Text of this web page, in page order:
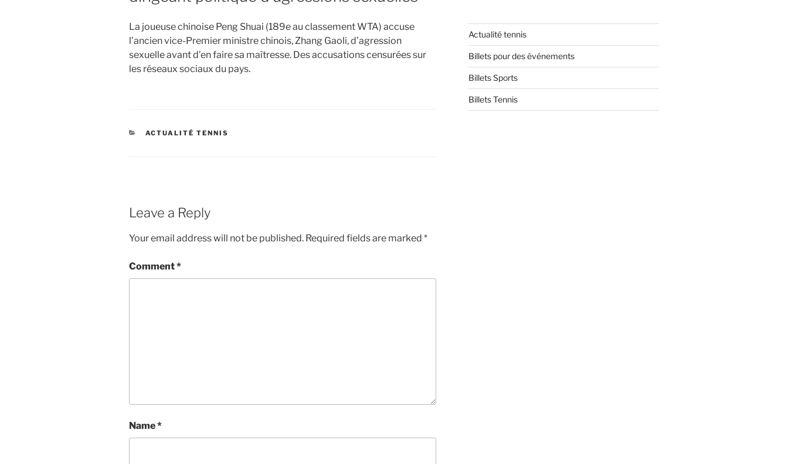
La joueuse chinoise Peng Shuai (189e au classement WTA) accuse
l’ancien vice-Premier ministre chinois, Zhang Gaoli, d’agression
sexuelle avant d’en faire sa maîtresse. Des accusations censurées sur
les réseaux sociaux du pays.
CATEGORIES
ACTUALITÉ TENNIS
Leave a Reply
Your email address will not be published. Required fields are marked *
Comment*
Name*
Actualité tennis
Billets pour des événements
Billets Sports
Billets Tennis